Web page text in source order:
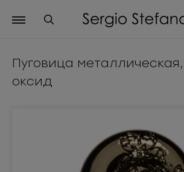
Пуговица
оксид